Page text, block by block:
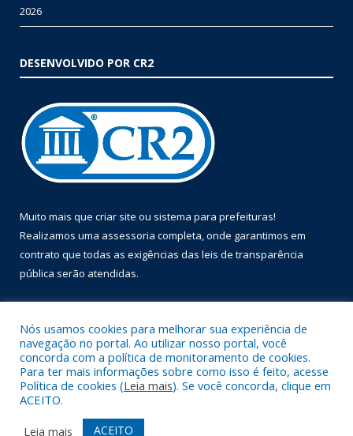
2026
DESENVOLVIDO POR CR2
Muito mais que criar site ou sistema para prefeituras!
Realizamos uma assessoria completa, onde garantimos em
contrato que todas as exigências das leis de transparência
pública serão atendidas.
Todos os direitos reservados a Prefeitura Municipal de Óbidos.
Mapa do Site Acessar Área Administrativa
Nós usamos cookies para melhorar sua experiência de
navegação no portal. Ao utilizar nosso portal, você
concorda com a política de monitoramento de cookies.
Para ter mais informações sobre como isso é feito, acesse
Política de cookies (Leia mais). Se você concorda, clique em
ACEITO.
Leia mais
ACEITO